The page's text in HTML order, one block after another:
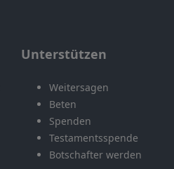
Unterstützen
Weitersagen
Beten
Spenden
Testamentsspende
Botschafter werden